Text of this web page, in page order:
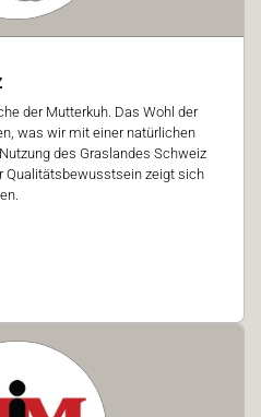
der Mutterkuh. Das Wohl der
was wir mit einer natürlichen
des Graslandes Schweiz
Qualitätsbewusstsein zeigt sich